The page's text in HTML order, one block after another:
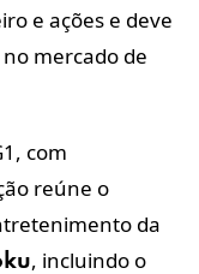
e ações e deve
mercado de
com
reúne o
da
, incluindo o